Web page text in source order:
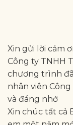
Xin gửi lời cảm
Công ty TNHH
chương trình
nhân viên
và đáng nhớ
Xin chúc tất cả